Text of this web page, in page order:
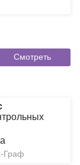
Смотреть
Граф